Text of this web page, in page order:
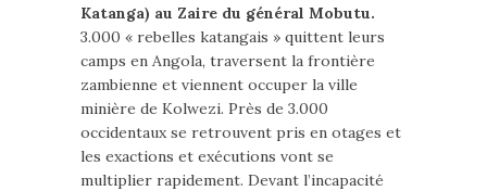
Katanga) au Zaire du général Mobutu.
3.000 « rebelles katangais » quittent leurs
camps en Angola, traversent la frontière
zambienne et viennent occuper la ville
minière de Kolwezi. Près de 3.000
occidentaux se retrouvent pris en otages et
les exactions et exécutions vont se
multiplier rapidement. Devant l’incapacité